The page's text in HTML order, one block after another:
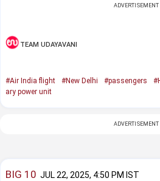
ADVERTISEMENT
TEAM UDAYAVANI
#Air India flight #New Delhi #passengers
ary power unit
ADVERTISEMENT
BIG 10 JUL 22, 2025, 4:50 PM IST